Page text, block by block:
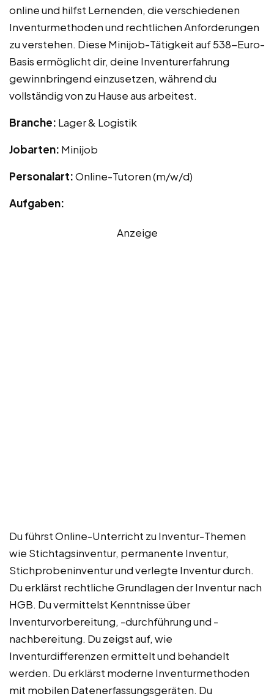
online und hilfst Lernenden, die verschiedenen
Inventurmethoden und rechtlichen Anforderungen
zu verstehen. Diese Minijob-Tätigkeit auf 538-Euro-
Basis ermöglicht dir, deine Inventurerfahrung
gewinnbringend einzusetzen, während du
vollständig von zu Hause aus arbeitest.
Branche: Lager & Logistik
Jobarten: Minijob
Personalart:Online-Tutoren (m/w/d)
Aufgaben:
Anzeige
Du führst Online-Unterricht zu Inventur-Themen
wie Stichtagsinventur, permanente Inventur,
Stichprobeninventur und verlegte Inventur durch.
Du erklärst rechtliche Grundlagen der Inventur nach
HGB. Du vermittelst Kenntnisse über
Inventurvorbereitung, -durchführung und -
nachbereitung. Du zeigst auf, wie
Inventurdifferenzen ermittelt und behandelt
werden. Du erklärst moderne Inventurmethoden
mit mobilen Datenerfassungsgeräten. Du